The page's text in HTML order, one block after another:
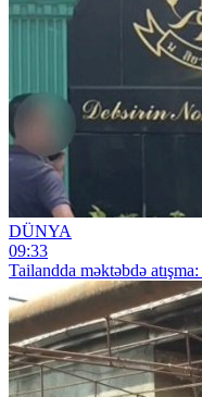
DÜNYA
09:33
Tailandda məktəbdə atışma: